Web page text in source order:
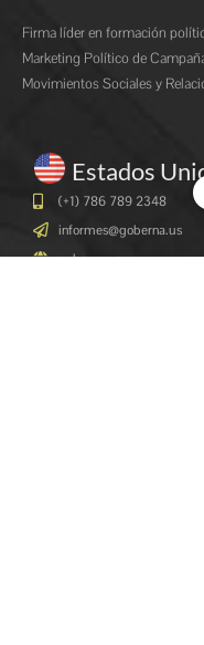
Firma líder en formación
Marketing Político de
Movimientos Sociales y
Estados
(+1) 786 789 2348
informes@goberna.us
goberna.us